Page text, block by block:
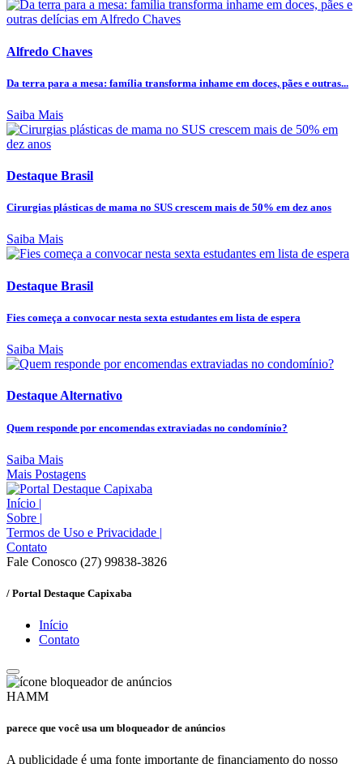
Alfredo Chaves
Da terra para a mesa: família transforma inhame em doces, pães e outras...
Saiba Mais
Destaque Brasil
Cirurgias plásticas de mama no SUS crescem mais de 50% em dez anos
Saiba Mais
Destaque Brasil
Fies começa a convocar nesta sexta estudantes em lista de espera
Saiba Mais
Destaque Alternativo
Quem responde por encomendas extraviadas no condomínio?
Saiba Mais
Mais Postagens
Início |
Sobre |
Termos de Uso e Privacidade |
Contato
Fale Conosco (27) 99838-3826
/ Portal Destaque Capixaba
Início
Contato
HAMM
parece que você usa um bloqueador de anúncios
A publicidade é uma fonte importante de financiamento do nosso